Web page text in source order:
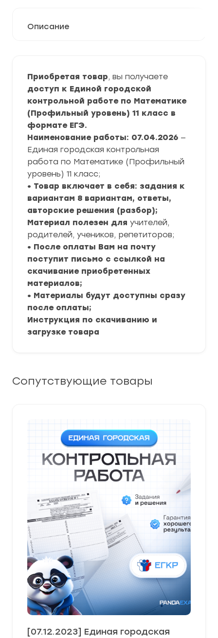
Описание
Приобретая товар, вы получаете
доступ к Единой городской
контрольной работе по Математике
(Профильный уровень) 11 класс в
формате ЕГЭ.
Наименование работы: 07.04.2026 —
Единая городская контрольная
работа по Математике (Профильный
уровень) 11 класс;
• Товар включает в себя: задания к
вариантам 8 вариантам, ответы,
авторские решения (разбор);
Материал полезен для учителей,
родителей, учеников, репетиторов;
• После оплаты Вам на почту
поступит письмо с ссылкой на
скачивание приобретенных
материалов;
• Материалы будут доступны сразу
после оплаты;
Инструкция по скачиванию и
загрузке товара
Сопутствующие товары
[07.12.2023] Единая городская